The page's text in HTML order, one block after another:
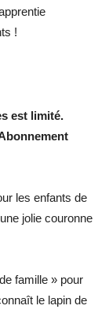
!
est limité.
les enfants de
jolie couronne
famille » pour
le lapin de